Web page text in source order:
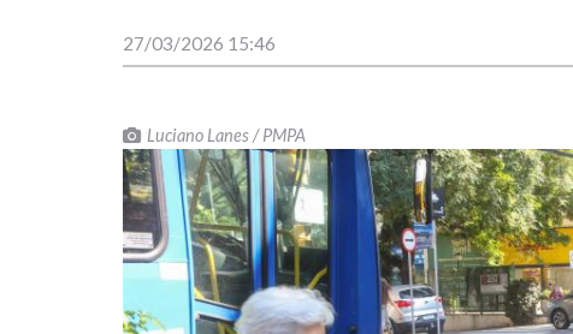
27/03/2026 15:46
Luciano Lanes / PMPA